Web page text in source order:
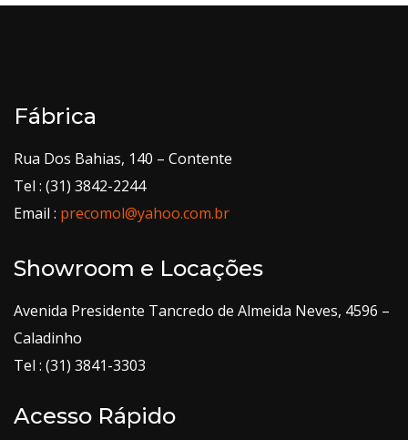
Fábrica
Rua Dos Bahias, 140 – Contente
Tel : (31) 3842-2244
Email : precomol@yahoo.com.br
Showroom e Locações
Avenida Presidente Tancredo de Almeida Neves, 4596 –
Caladinho
Tel : (31) 3841-3303
Acesso Rápido